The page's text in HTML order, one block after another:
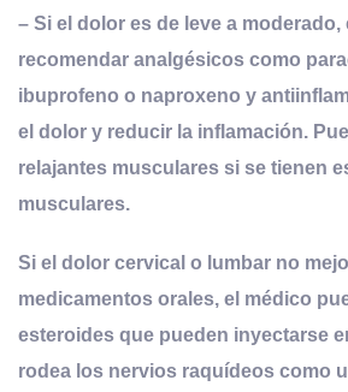
– Si el dolor es de leve a
recomendar analgésicos como
ibuprofeno o naproxeno y
el dolor y reducir la inflamación.
relajantes musculares si se tienen
musculares.
Si el dolor cervical o lumbar no
medicamentos orales, el médico
esteroides que pueden inyectarse
rodea los nervios raquídeos como